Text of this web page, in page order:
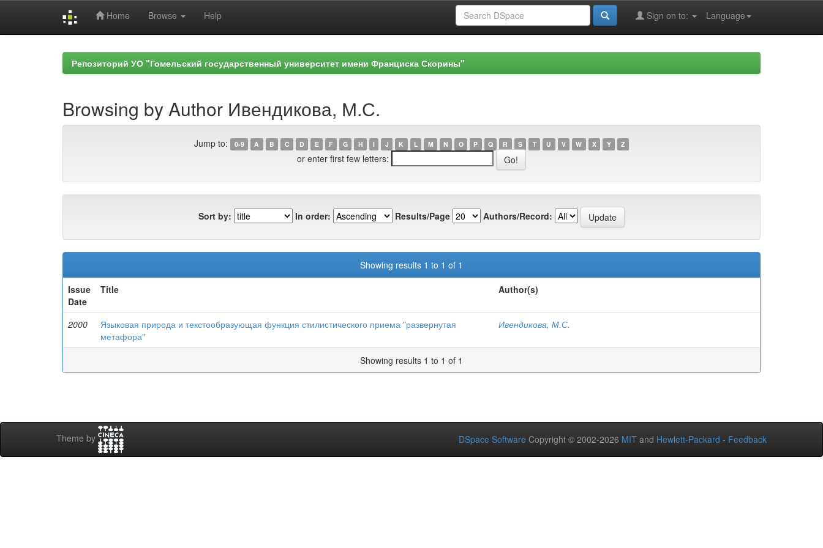
Home Browse Help Language
Sign on to:
Репозиторий УО "Гомельский государственный университет имени Франциска Скорины"
Browsing by Author Ивендикова, М.С.
Jump to: 0-9 A B C D E F G H I J K L M N O P Q R S T U V W X Y Z
or enter first few letters:
Sort by: In order: Results/Page Authors/Record:
Showing results 1 to 1 of 1
Issue
Date
Title Author(s)
2000
Языковая природа и текстообразующая функция стилистического приема "развернутая
метафора"
Ивендикова, М.С.
Showing results 1 to 1 of 1
Theme by DSpace Software Copyright © 2002-2026 MIT and Hewlett-Packard - Feedback